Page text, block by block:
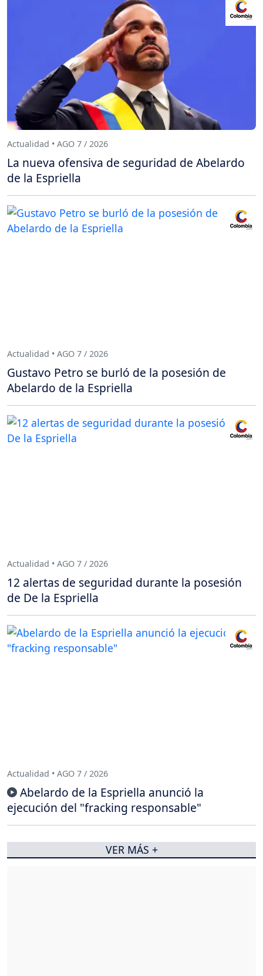
Actualidad • AGO 7 / 2026
La nueva ofensiva de seguridad de Abelardo
de la Espriella
Actualidad • AGO 7 / 2026
Gustavo Petro se burló de la posesión de
Abelardo de la Espriella
Actualidad • AGO 7 / 2026
12 alertas de seguridad durante la posesión
de De la Espriella
Actualidad • AGO 7 / 2026
Abelardo de la Espriella anunció la
ejecución del "fracking responsable"
VER MÁS +